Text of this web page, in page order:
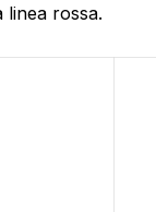
linea rossa.